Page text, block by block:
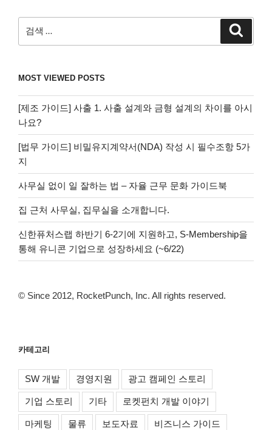
색:
MOST VIEWED POSTS
[제조 가이드] 사출 1. 사출 설계와 금형 설계의 차이를 아시
나요?
[법무 가이드] 비밀유지계약서(NDA) 작성 시 필수조항 5가
지
사무실 없이 일 잘하는 법 – 자율 근무 문화 가이드북
집 근처 사무실, 집무실을 소개합니다.
신한퓨처스랩 하반기 6-2기에 지원하고, S-Membership을
통해 유니콘 기업으로 성장하세요 (~6/22)
© Since 2012, RocketPunch, Inc. All rights reserved.
카테고리
SW 개발 경영지원 광고 캠페인 스토리
기업 스토리 기타 로켓펀치 개발 이야기
마케팅 물류 보도자료 비즈니스 가이드